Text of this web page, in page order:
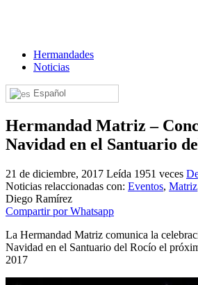
Hermandades
Noticias
Español
Hermandad Matriz –
Navidad en el Santuario
21 de diciembre, 2017 Leída 1951 veces
Noticias relaccionadas con: Eventos, Matriz
Diego Ramírez
Compartir por Whatsapp
La Hermandad Matriz comunica la
Navidad en el Santuario del Rocío el
2017
Historia de la Virgen del Rocío
¿Cuándo es la romería del Rocío?
¿Cuántas hermandades participan en la
¿Cuándo se construyó la primera ermita?
El traslado cada siete años
¿Cuales son los actos principales
En el Rocío, ¿dónde me alojo?